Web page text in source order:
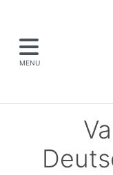
MENU